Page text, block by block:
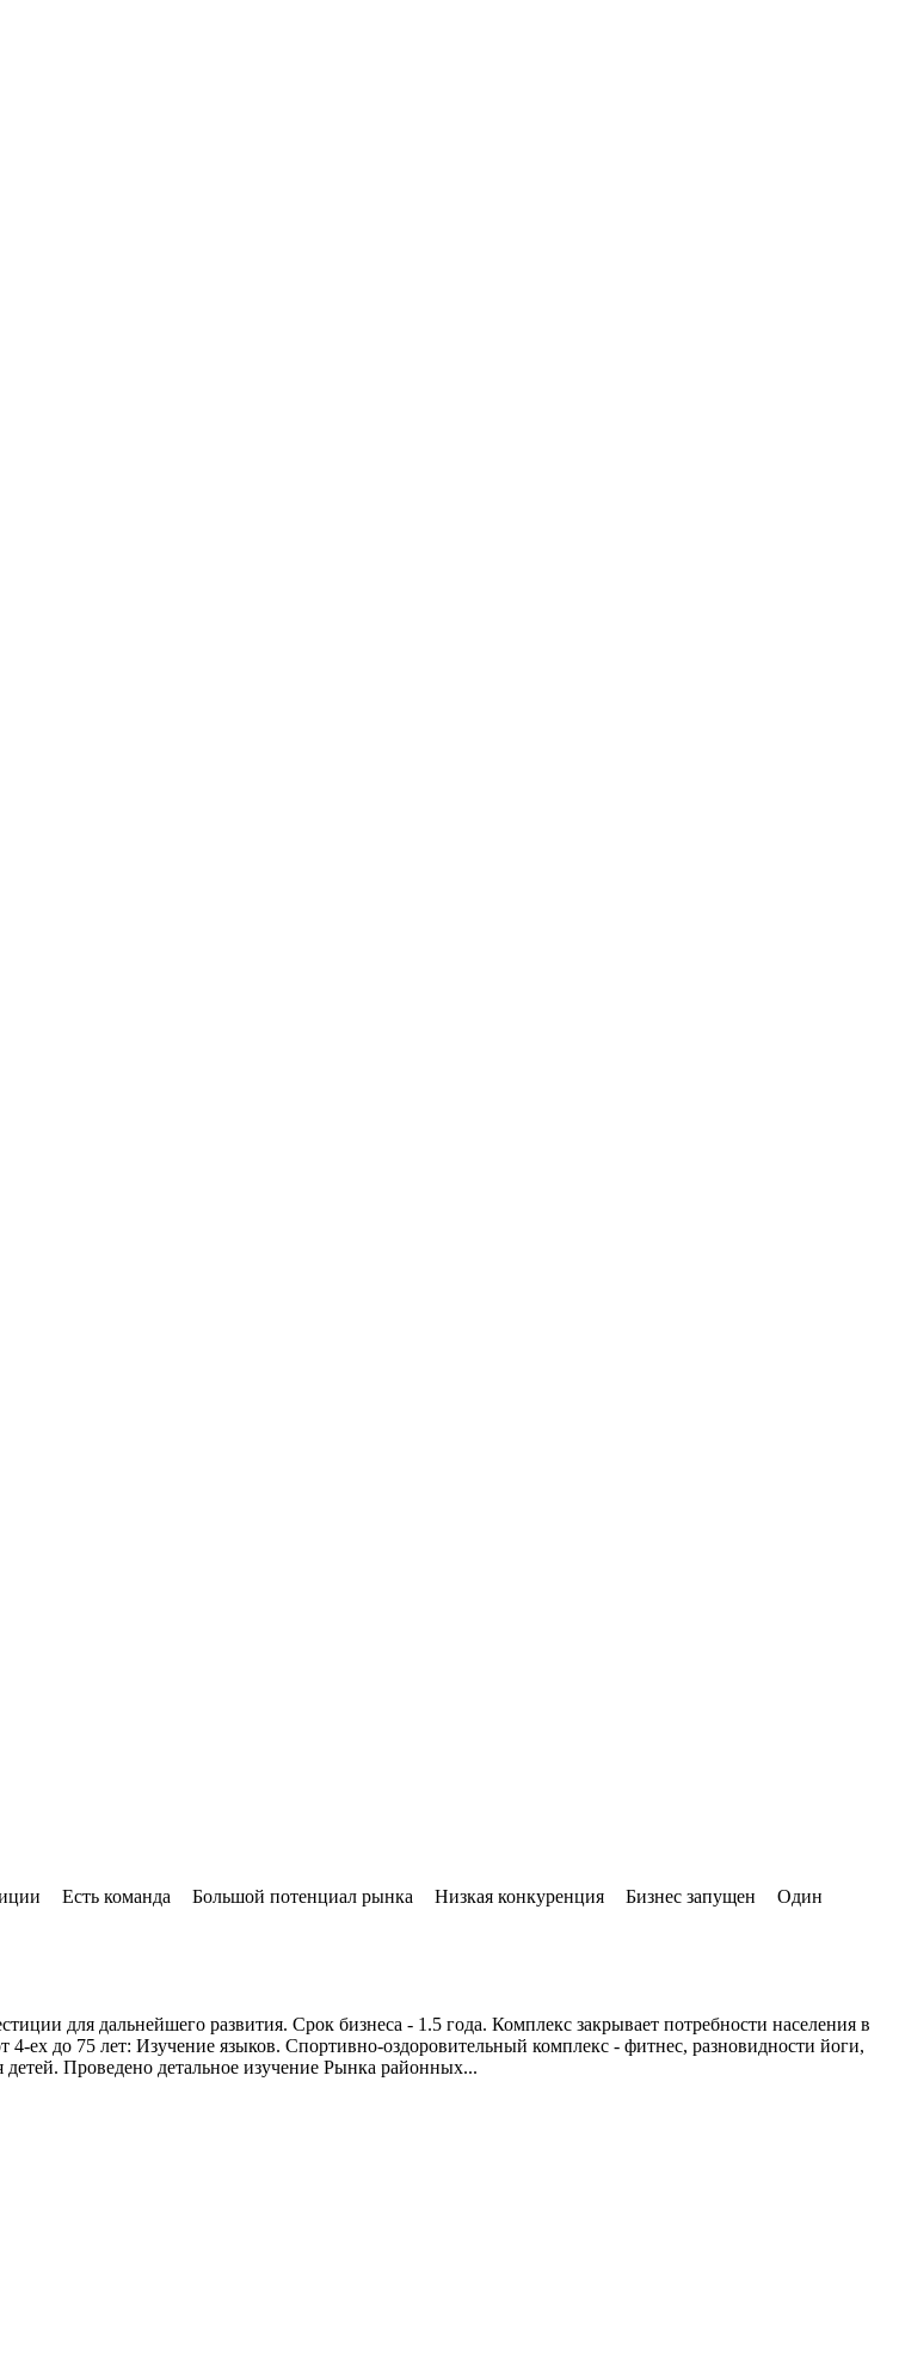
Есть команда Большой потенциал рынка Низкая конкуренция Бизнес запущен
Один
для дальнейшего развития. Срок бизнеса - 1.5 года. Комплекс закрывает потребности населения в
4-ех до 75 лет: Изучение языков. Спортивно-оздоровительный комплекс - фитнес, разновидности йоги,
Проведено детальное изучение Рынка районных...